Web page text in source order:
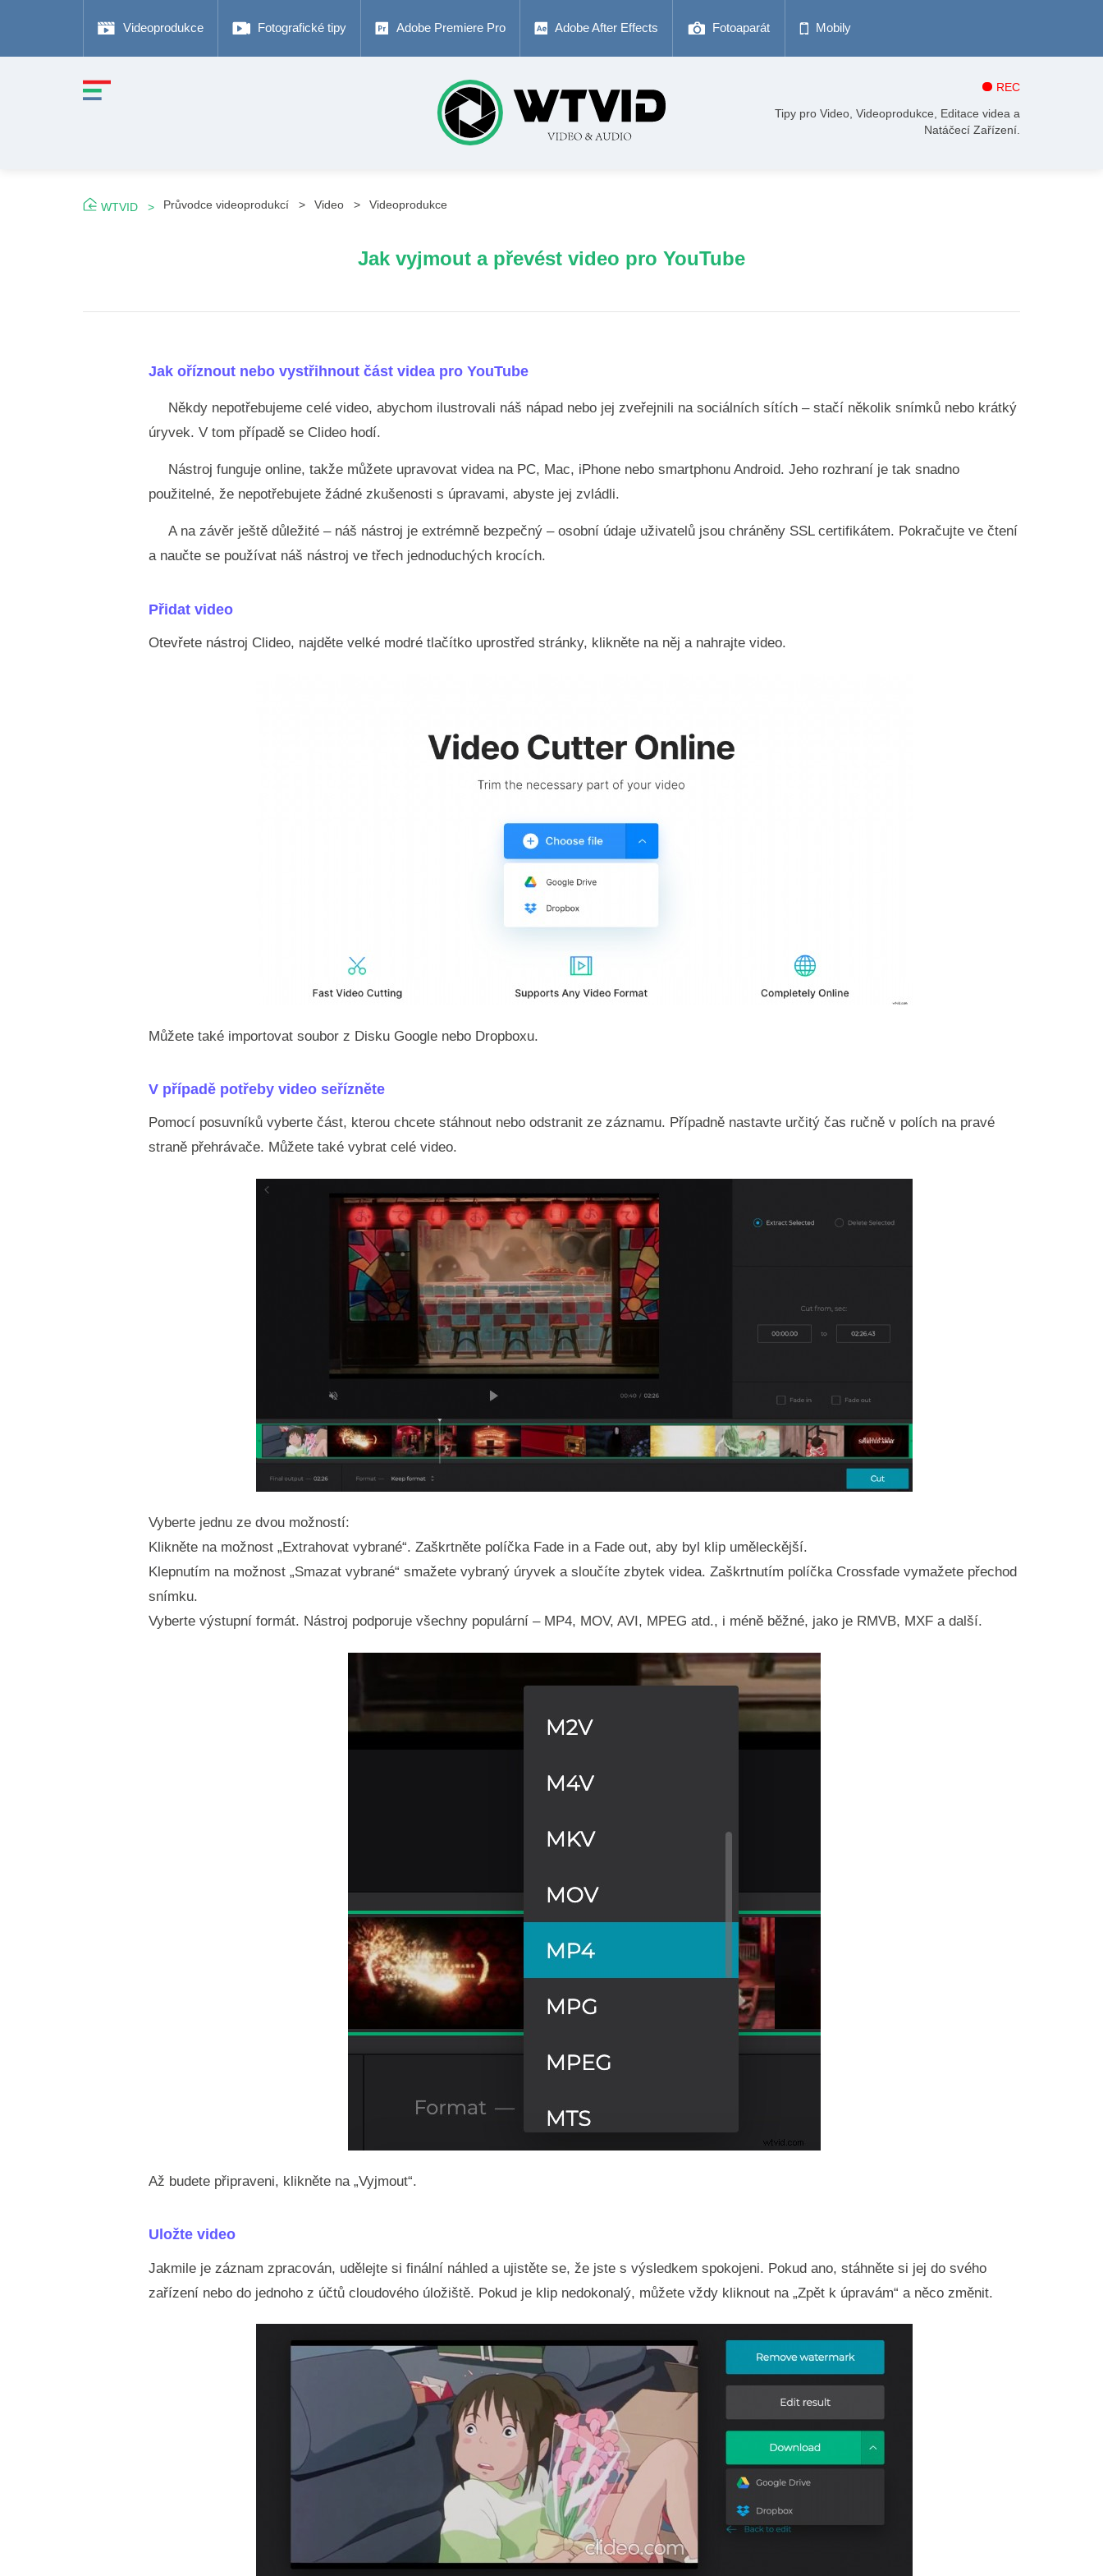
Videoprodukce Fotografické tipy Adobe Premiere Pro Adobe After Effects Fotoaparát Mobily
REC
Tipy pro Video, Videoprodukce, Editace videa a
Natáčecí Zařízení.
WTVID Průvodce videoprodukcí Video Videoprodukce
Jak vyjmout a převést video pro YouTube
Jak oříznout nebo vystřihnout část videa pro YouTube
Někdy nepotřebujeme celé video, abychom ilustrovali náš nápad nebo jej zveřejnili na sociálních sítích – stačí několik snímků nebo krátký
úryvek. V tom případě se Clideo hodí.
Nástroj funguje online, takže můžete upravovat videa na PC, Mac, iPhone nebo smartphonu Android. Jeho rozhraní je tak snadno
použitelné, že nepotřebujete žádné zkušenosti s úpravami, abyste jej zvládli.
A na závěr ještě důležité – náš nástroj je extrémně bezpečný – osobní údaje uživatelů jsou chráněny SSL certifikátem. Pokračujte ve čtení
a naučte se používat náš nástroj ve třech jednoduchých krocích.
Přidat video
Otevřete nástroj Clideo, najděte velké modré tlačítko uprostřed stránky, klikněte na něj a nahrajte video.
Můžete také importovat soubor z Disku Google nebo Dropboxu.
V případě potřeby video seřízněte
Pomocí posuvníků vyberte část, kterou chcete stáhnout nebo odstranit ze záznamu. Případně nastavte určitý čas ručně v polích na pravé
straně přehrávače. Můžete také vybrat celé video.
Vyberte jednu ze dvou možností:
Klikněte na možnost „Extrahovat vybrané“. Zaškrtněte políčka Fade in a Fade out, aby byl klip uměleckější.
Klepnutím na možnost „Smazat vybrané“ smažete vybraný úryvek a sloučíte zbytek videa. Zaškrtnutím políčka Crossfade vymažete přechod
snímku.
Vyberte výstupní formát. Nástroj podporuje všechny populární – MP4, MOV, AVI, MPEG atd., i méně běžné, jako je RMVB, MXF a další.
Až budete připraveni, klikněte na „Vyjmout“.
Uložte video
Jakmile je záznam zpracován, udělejte si finální náhled a ujistěte se, že jste s výsledkem spokojeni. Pokud ano, stáhněte si jej do svého
zařízení nebo do jednoho z účtů cloudového úložiště. Pokud je klip nedokonalý, můžete vždy kliknout na „Zpět k úpravám“ a něco změnit.